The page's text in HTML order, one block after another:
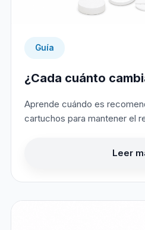
Guía
¿Cada cuánto
Aprende cuándo es
cartuchos para mantener el
Leer